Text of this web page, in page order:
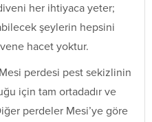
her ihtiyaca yeter;
şeylerin hepsini
hacet yoktur.
perdesi pest sekizlinin
için tam ortadadır ve
perdeler Mesi’ye göre